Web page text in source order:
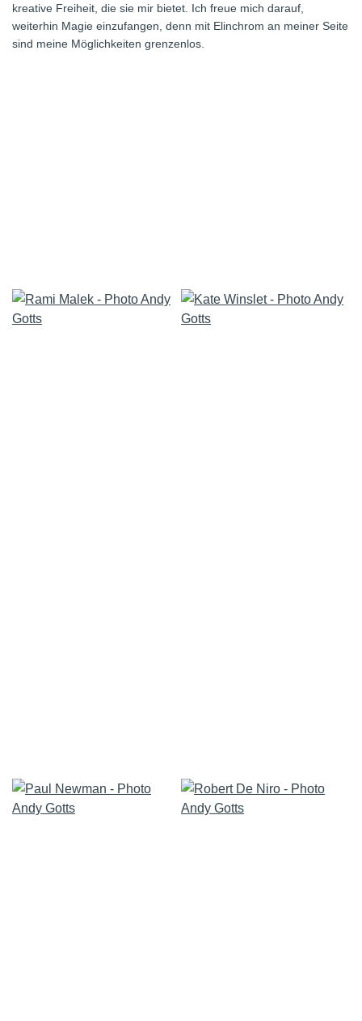
kreative Freiheit, die sie mir bietet. Ich freue mich darauf,
weiterhin Magie einzufangen, denn mit Elinchrom an meiner Seite
sind meine Möglichkeiten grenzenlos.